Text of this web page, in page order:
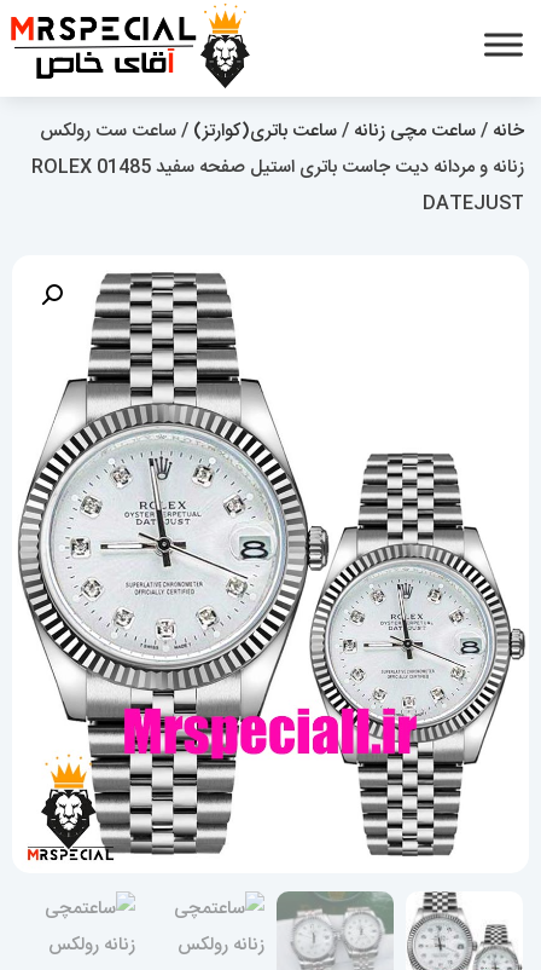
خانه /ساعت مچی زنانه /ساعت باتری(کوارتز) / ساعت ست رولکس
زنانه و مردانه دیت جاست باتری استیل صفحه سفید 01485 ROLEX
DATEJUST